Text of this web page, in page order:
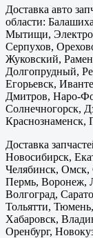
Доставка авто
области:
Мытищи,
Серпухов,
Жуковский,
Долгопрудный,
Егорьевск,
Дмитров, Наро-
Солнечногорск,
Доставка
Новосибирск,
Челябинск, Омск,
Пермь, Воронеж,
Волгоград,
Тольятти,
Хабаровск,
Оренбург,